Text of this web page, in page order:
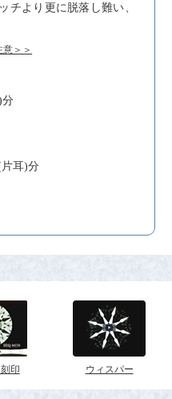
チより更に脱落し難い、
＞＞
分
耳)分
印 ウィスパー